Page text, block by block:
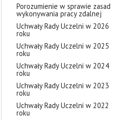
Porozumienie w sprawie zasad
wykonywania pracy zdalnej
Uchwały Rady Uczelni w 2026
roku
Uchwały Rady Uczelni w 2025
roku
Uchwały Rady Uczelni w 2024
roku
Uchwały Rady Uczelni w 2023
roku
Uchwały Rady Uczelni w 2022
roku